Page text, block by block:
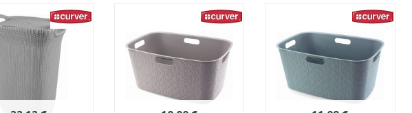
Vergleichen Vergleichen Vergleichen